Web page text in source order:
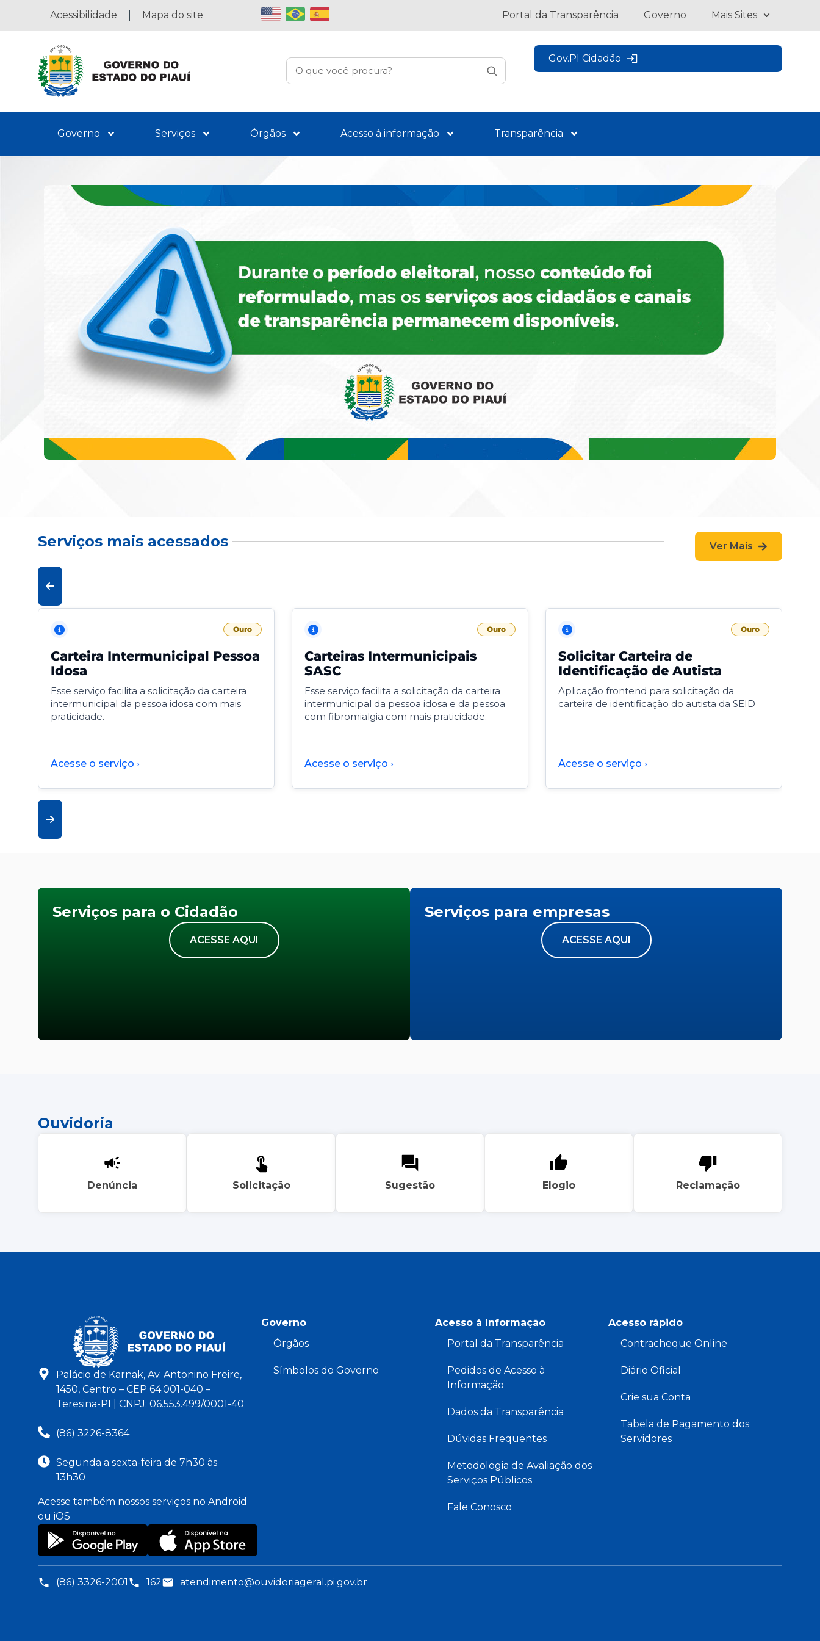
Acessibilidade Mapa do site Portal da Transparência Governo Mais Sites
Gov.PI Cidadão
Governo Serviços Órgãos Acesso à informação Transparência
Serviços mais acessados Ver Mais
Ouro
Carteira Intermunicipal Pessoa
Idosa
Esse serviço facilita a solicitação da carteira
intermunicipal da pessoa idosa com mais
praticidade.
Acesse o serviço ›
Ouro
Carteiras Intermunicipais
SASC
Esse serviço facilita a solicitação da carteira
intermunicipal da pessoa idosa e da pessoa
com fibromialgia com mais praticidade.
Acesse o serviço ›
Ouro
Solicitar Carteira de
Identificação de Autista
Aplicação frontend para solicitação da
carteira de identificação do autista da SEID
Acesse o serviço ›
Serviços para o Cidadão
ACESSE AQUI
Serviços para empresas
ACESSE AQUI
Ouvidoria
Denúncia Solicitação Sugestão Elogio Reclamação
Palácio de Karnak, Av. Antonino Freire,
1450, Centro – CEP 64.001-040 –
Teresina-PI | CNPJ: 06.553.499/0001-40
(86) 3226-8364
Segunda a sexta-feira de 7h30 às
13h30
Acesse também nossos serviços no Android
ou iOS
Governo
Órgãos
Símbolos do Governo
Acesso à Informação
Portal da Transparência
Pedidos de Acesso à
Informação
Dados da Transparência
Dúvidas Frequentes
Metodologia de Avaliação dos
Serviços Públicos
Fale Conosco
Acesso rápido
Contracheque Online
Diário Oficial
Crie sua Conta
Tabela de Pagamento dos
Servidores
(86) 3326-2001 162 atendimento@ouvidoriageral.pi.gov.br